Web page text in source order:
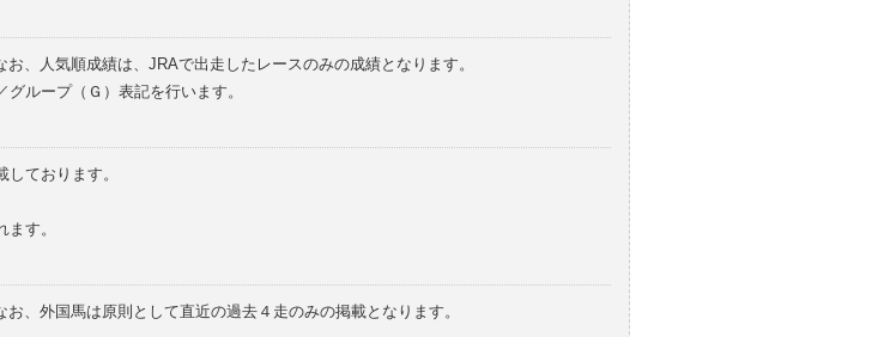
、人気順成績は、JRAで出走したレースのみの成績となります。
ループ（Ｇ）表記を行います。
ております。
す。
、外国馬は原則として直近の過去４走のみの掲載となります。